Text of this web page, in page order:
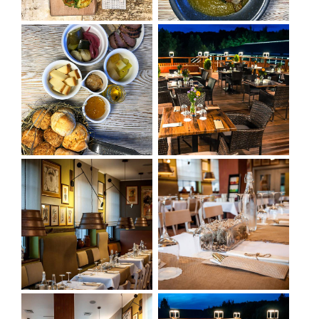
EINRICHTUNGEN FÜR RADFAHRER:
- Abschließbare Garage/Fahrradschuppen
- Fahrradständer
- Hochdruckreiniger
ANDERE EINRICHTUNGEN:
- Wir akzeptieren Euro-Zahlungen
- Wir akzeptieren die Zahlung mit Karte
- Wir sprechen Deutsch
- Wir sprechen Englisch
- Kostenloser Internetzugang